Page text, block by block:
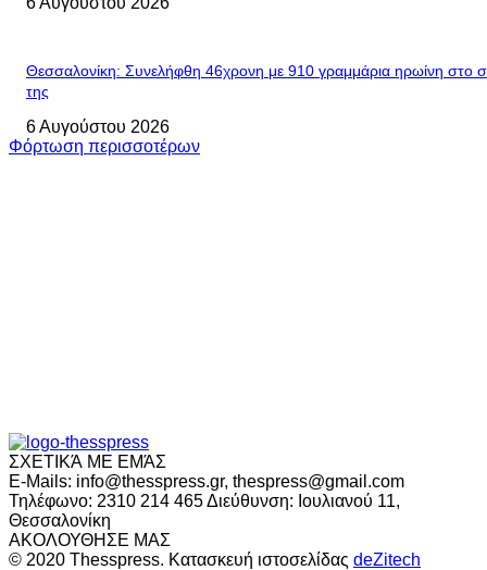
Θεσσαλονίκη: Συνελήφθη 46χρονη με 910 γραμμάρια ηρωίνη στο
της
6 Αυγούστου 2026
Φόρτωση περισσοτέρων
ΣΧΕΤΙΚΆ ΜΕ ΕΜΆΣ
E-Mails: info@thesspress.gr, thespress@gmail.com
Τηλέφωνο: 2310 214 465 Διεύθυνση: Ιουλιανού 11,
Θεσσαλονίκη
ΑΚΟΛΟΥΘΗΣΕ ΜΑΣ
© 2020 Thesspress. Κατασκευή ιστοσελίδας deZitech